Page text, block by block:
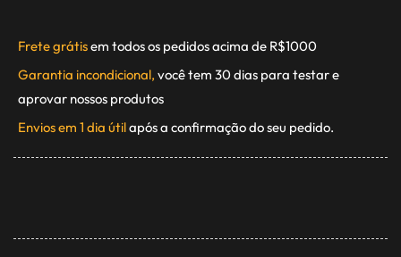
Frete grátisem todos os pedidos acima de R$1000
Garantia incondicional, você tem 30 dias para testar e
aprovar nossos produtos
Envios em 1 dia útilapós a confirmação do seu pedido.